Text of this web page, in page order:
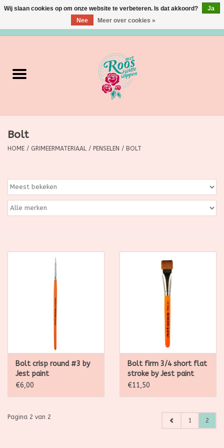
Verzorging
Grimeermateriaal
Huishoudartikelen
Ditjes & Datjes
Bolt
HOME / GRIMEERMATERIAAL / PENSELEN / BOLT
Bolt crisp round #3 by
Jest paint
€6,00
Bolt firm 3/4 short flat
stroke by Jest paint
€11,50
Pagina 2 van 2 1 2
Wij slaan cookies op om onze website te verbeteren. Is dat akkoord?
Ja
Nee
Meer over cookies »